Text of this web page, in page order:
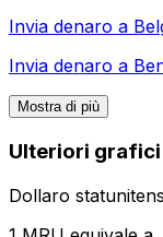
Invia denaro a
Invia denaro a
Mostra di più
Ulteriori grafici
Dollaro